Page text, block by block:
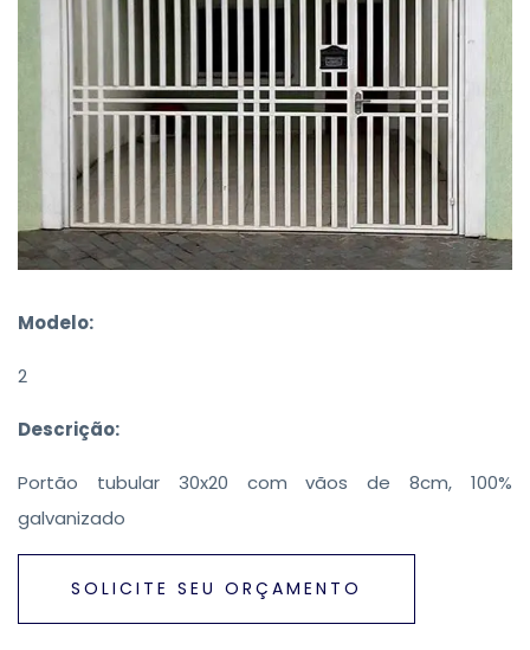
Modelo:
2
Descrição:
Portão tubular 30x20 com vãos de 8cm, 100%
galvanizado
SOLICITE SEU ORÇAMENTO